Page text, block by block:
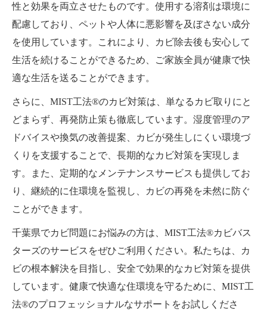
性と効果を両立させたものです。使用する溶剤は環境に
配慮しており、ペットや人体に悪影響を及ぼさない成分
を使用しています。これにより、カビ除去後も安心して
生活を続けることができるため、ご家族全員が健康で快
適な生活を送ることができます。
さらに、MIST工法®のカビ対策は、単なるカビ取りにと
どまらず、再発防止策も徹底しています。湿度管理のア
ドバイスや換気の改善提案、カビが発生しにくい環境づ
くりを支援することで、長期的なカビ対策を実現しま
す。また、定期的なメンテナンスサービスも提供してお
り、継続的に住環境を監視し、カビの再発を未然に防ぐ
ことができます。
千葉県でカビ問題にお悩みの方は、MIST工法®カビバス
ターズのサービスをぜひご利用ください。私たちは、カ
ビの根本解決を目指し、安全で効果的なカビ対策を提供
しています。健康で快適な住環境を守るために、MIST工
法®のプロフェッショナルなサポートをお試しくださ